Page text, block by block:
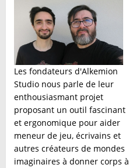
Les fondateurs d'Alkemion
Studio nous parle de leur
enthousiasmant projet
proposant un outil fascinant
et ergonomique pour aider
meneur de jeu, écrivains et
autres créateurs de mondes
imaginaires à donner corps à